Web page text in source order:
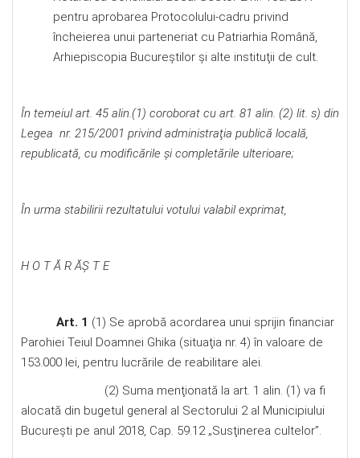
pentru aprobarea Protocolului-cadru privind
încheierea unui parteneriat cu Patriarhia Română,
Arhiepiscopia Bucureştilor şi alte instituţii de cult.
În temeiul art. 45 alin.(1) coroborat cu art. 81 alin. (2) lit. s) din
Legea nr. 215/2001 privind administraţia publică locală,
republicată, cu modificările şi completările ulterioare;
În urma stabilirii rezultatului votului valabil exprimat,
H O T Ă R ĂŞ T E
Art. 1 (1) Se aprobă acordarea unui sprijin financiar
Parohiei Teiul Doamnei Ghika (situaţia nr. 4) în valoare de
153.000 lei, pentru lucrările de reabilitare alei.
(2) Suma menţionată la art. 1 alin. (1) va fi
alocată din bugetul general al Sectorului 2 al Municipiului
București pe anul 2018, Cap. 59.12 „Susţinerea cultelor”.